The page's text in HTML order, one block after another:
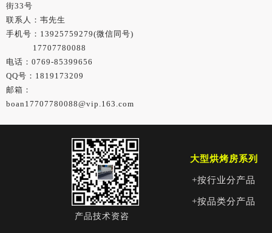
街33号
联系人：韦先生
手机号： 13925759279(微信同号)
17707780088
电话：0769-85399656
QQ号：1819173209
邮箱：
boan17707780088@vip.163.com
产品技术资咨
大型烘烤房系列
+按行业分产品
+按品类分产品